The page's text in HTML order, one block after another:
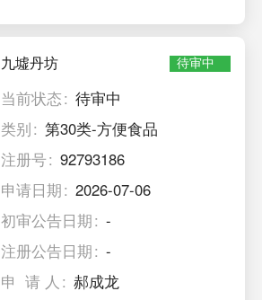
九墟丹坊 待审中
当前状态
待审中
类别
第30类-方便食品
注册号
92793186
申请日期
2026-07-06
初审公告日期
-
注册公告日期
-
申 请 人
郝成龙